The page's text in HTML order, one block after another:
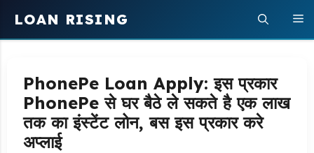
content
LOAN RISING
PhonePe Loan Apply: इस प्रकार
PhonePe से घर बैठे ले सकते है एक लाख
तक का इंस्टेंट लोन, बस इस प्रकार करे
अप्लाई